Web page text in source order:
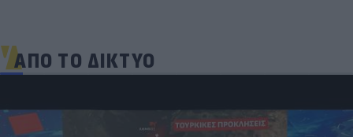
ΑΠΟ ΤΟ ΔΙΚΤΥΟ